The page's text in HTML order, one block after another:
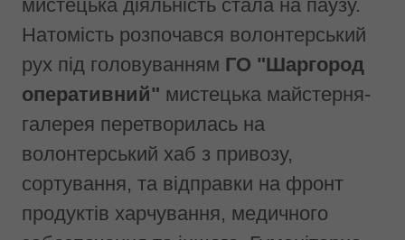
24 лютого 2022 року наша звична
мистецька діяльність стала на паузу.
Натомість розпочався волонтерський
рух під головуваннямГО "Шаргород
оперативний"мистецька майстерня-
галерея перетворилась на
волонтерський хаб з привозу,
сортування, та відправки на фронт